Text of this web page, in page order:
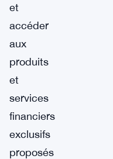
et
accéder
aux
produits
et
services
financiers
exclusifs
proposés